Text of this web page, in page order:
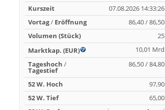
Kurszeit
07.08.2026 14:33:26
Vortag/ Eröffnung
86,40 / 86,50
Volumen (Stück)
25
Marktkap. (EUR)
10,01 Mrd
Tageshoch /
Tagestief
86,50 / 84,80
52 W. Hoch
97,90
52 W. Tief
65,00